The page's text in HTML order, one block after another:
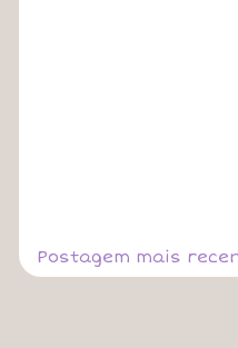
Postagem mais